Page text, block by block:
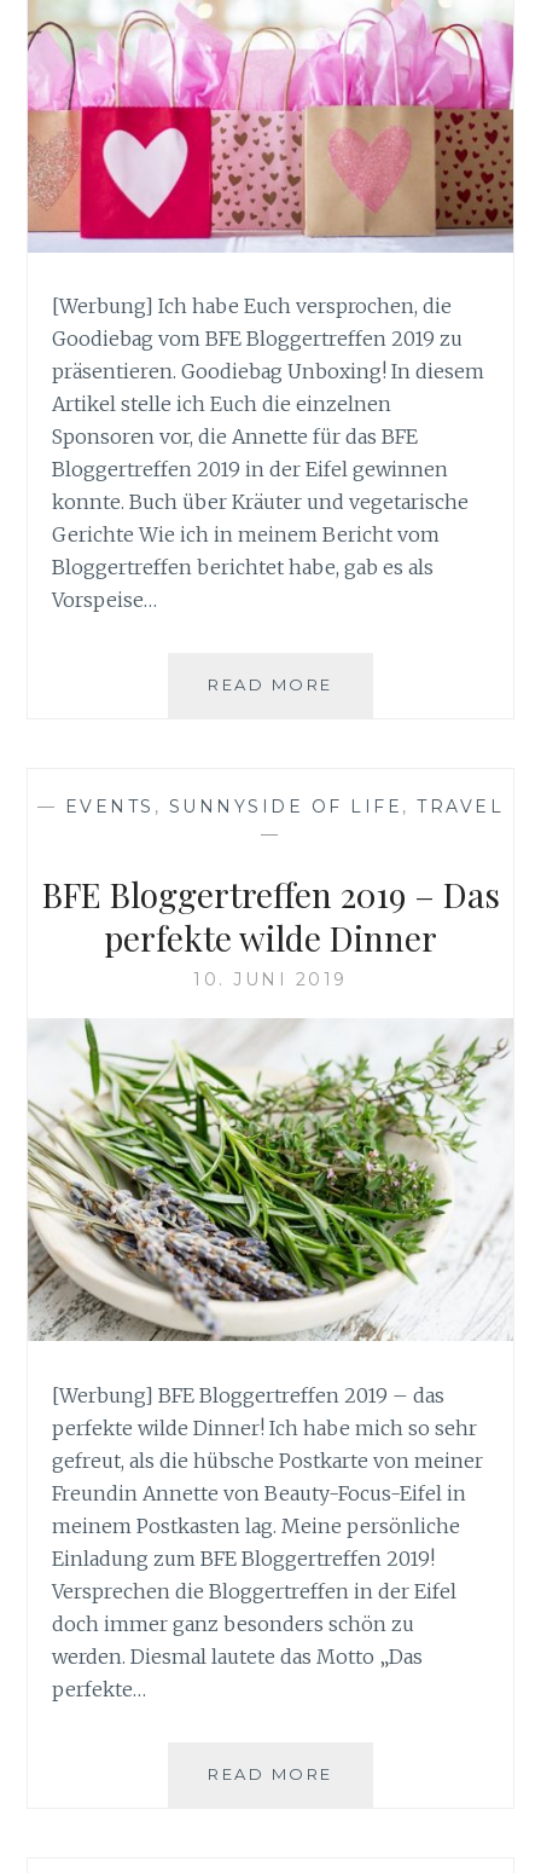
[Werbung] Ich habe Euch versprochen, die
Goodiebag vom BFE Bloggertreffen 2019 zu
präsentieren. Goodiebag Unboxing! In diesem
Artikel stelle ich Euch die einzelnen
Sponsoren vor, die Annette für das BFE
Bloggertreffen 2019 in der Eifel gewinnen
konnte. Buch über Kräuter und vegetarische
Gerichte Wie ich in meinem Bericht vom
Bloggertreffen berichtet habe, gab es als
Vorspeise…
READ MORE
— EVENTS , SUNNYSIDE OF LIFE ,TRAVEL
—
BFE Bloggertreffen 2019 – Das
perfekte wilde Dinner
10. JUNI 2019
[Werbung] BFE Bloggertreffen 2019 – das
perfekte wilde Dinner! Ich habe mich so sehr
gefreut, als die hübsche Postkarte von meiner
Freundin Annette von Beauty-Focus-Eifel in
meinem Postkasten lag. Meine persönliche
Einladung zum BFE Bloggertreffen 2019!
Versprechen die Bloggertreffen in der Eifel
doch immer ganz besonders schön zu
werden. Diesmal lautete das Motto „Das
perfekte…
READ MORE